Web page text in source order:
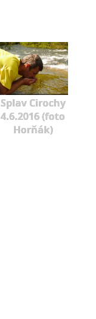
Splav Cirochy
4.6.2016 (foto
Horňák)